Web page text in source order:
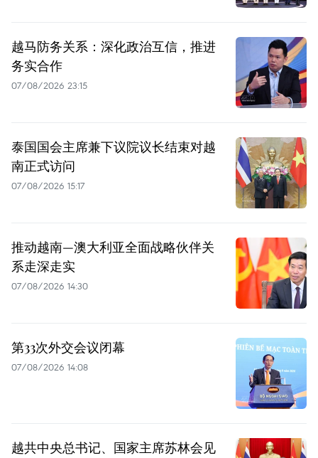
越马防务关系：深化政治互信，推进
务实合作
07/08/2026 23:15
泰国国会主席兼下议院议长结束对越
南正式访问
07/08/2026 15:17
推动越南—澳大利亚全面战略伙伴关
系走深走实
07/08/2026 14:30
第33次外交会议闭幕
07/08/2026 14:08
越共中央总书记、国家主席苏林会见